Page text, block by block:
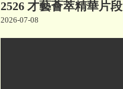
2526 才藝薈萃精華片段
2026-07-08